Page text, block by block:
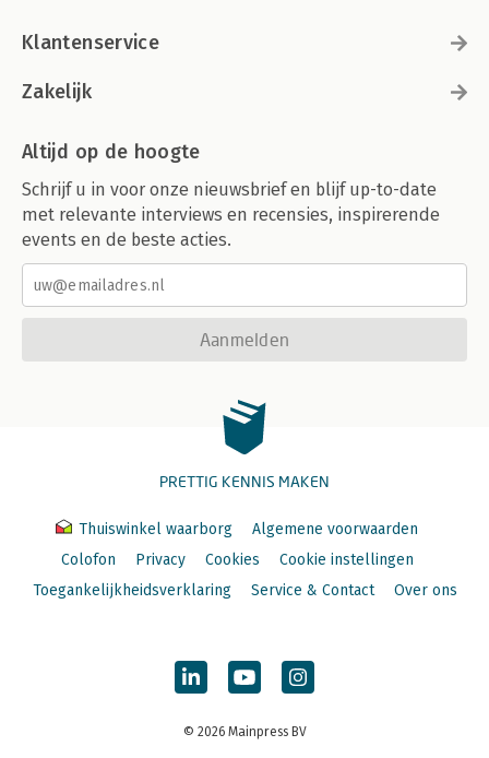
Klantenservice
Zakelijk
Altijd op de hoogte
Schrijf u in voor onze nieuwsbrief en blijf up-to-date
met relevante interviews en recensies, inspirerende
events en de beste acties.
Aanmelden
PRETTIG KENNIS MAKEN
Thuiswinkel waarborg
Algemene voorwaarden
Colofon
Privacy Cookies
Cookie instellingen
Toegankelijkheidsverklaring
Service & Contact Over ons
© 2026 Mainpress BV